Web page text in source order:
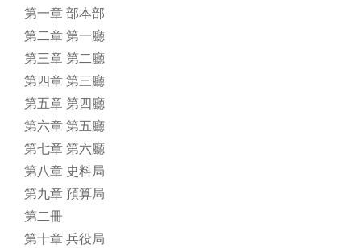
第一章 部本部
第二章 第一廳
第三章 第二廳
第四章 第三廳
第五章 第四廳
第六章 第五廳
第七章 第六廳
第八章 史料局
第九章 預算局
第二冊
第十章 兵役局